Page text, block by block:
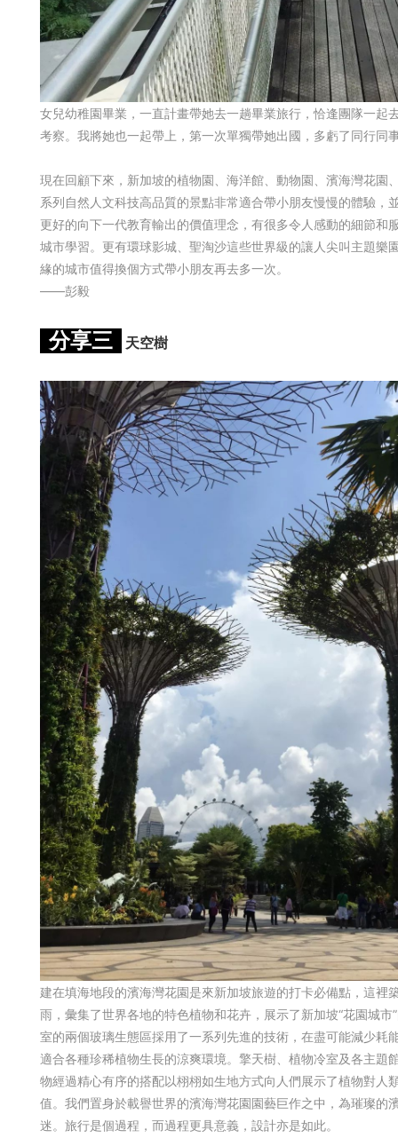
女兒幼稚園畢業，一直計畫帶她去一趟畢業旅行，恰逢團隊一起
考察。我將她也一起帶上，第一次單獨帶她出國，多虧了同行同
現在回顧下來，新加坡的植物園、海洋館、動物園、濱海灣花園
系列自然人文科技高品質的景點非常適合帶小朋友慢慢的體驗，
更好的向下一代教育輸出的價值理念，有很多令人感動的細節和
城市學習。更有環球影城、聖淘沙這些世界級的讓人尖叫主題樂
緣的城市值得換個方式帶小朋友再去多一次。
——彭毅
分享三 天空樹
建在填海地段的濱海灣花園是來新加坡旅遊的打卡必備點，這裡
雨，彙集了世界各地的特色植物和花卉，展示了新加坡“花園城市
室的兩個玻璃生態區採用了一系列先進的技術，在盡可能減少耗
適合各種珍稀植物生長的涼爽環境。擎天樹、植物冷室及各主題
物經過精心有序的搭配以栩栩如生地方式向人們展示了植物對人
值。我們置身於載譽世界的濱海灣花園園藝巨作之中，為璀璨的
迷。旅行是個過程，而過程更具意義，設計亦是如此。